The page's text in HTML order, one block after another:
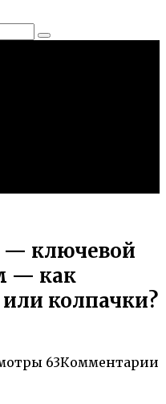
— ключевой
— как
колпачки?
63Комментарии